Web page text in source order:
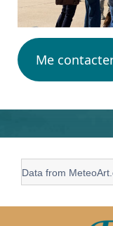
Me
Data from